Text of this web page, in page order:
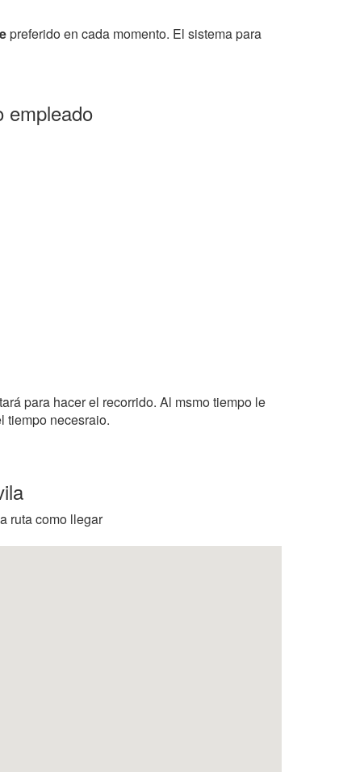
preferido en cada momento. El sistema para
empleado
para hacer el recorrido. Al msmo tiempo le
tiempo necesraio.
ruta como llegar